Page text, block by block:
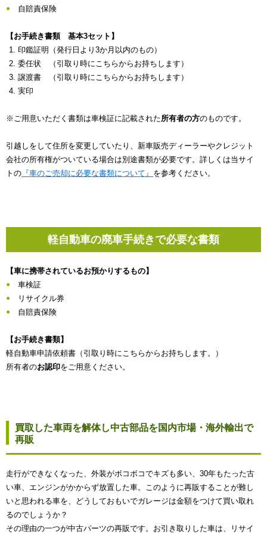
自賠責保険
【お手続き書類 基本3セット】
印鑑証明（発行日より3か月以内のもの）
委任状 （引取り時にこちらからお持ちします）
譲渡書 （引取り時にこちらからお持ちします）
実印
※ご用意いただく書類は車検証に記載された所有者の方のものです。
引越しをして住所を変更していたり、新車販売ディーラーやクレジット
会社の所有権がついている場合は別途書類が必要です。詳しくは当サイ
トの 『車のご売却に必要な書類について』 を参考ください。
軽自動車の廃車手続きで必要な書類
【車に携帯されているお預かりするもの】
車検証
リサイクル券
自賠責保険
【お手続き書類】
軽自動車申請依頼書（引取り時にこちらからお持ちします。）
所有者のお認印をご用意ください。
買取した車両を解体し中古部品を国内市場・海外輸出で
再販
走行ができなくなった、外装がボコボコでキズも多い、30年もたった古
い車、エンジンがかからず放置した車。このように再販することが難し
いと思われる車を、どうしておもいでガレージは金額をつけて買い取れ
るのでしょうか？
その理由の一つが中古パーツの再販です。お引き取りした車は、リサイ